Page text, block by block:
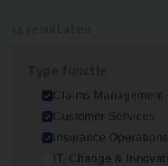
Claims Management
Customer Services
Insurance Operations
IT, Change &
Dos­sier­be­heer­der
Pro­fit en Public
Insurance Operations
Antwerpen